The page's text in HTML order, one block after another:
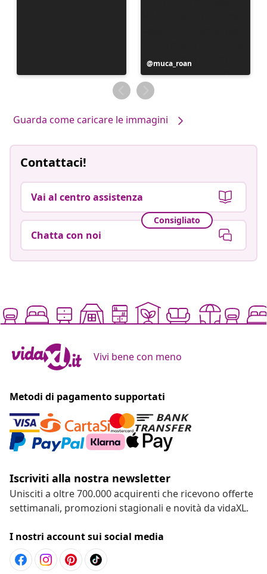
Post
pubblicato
da
muca_roan
Guarda come caricare le immagini
Contattaci!
Vai al centro assistenza
Consigliato
Chatta con noi
Vivi bene con meno
Metodi di pagamento supportati
Iscriviti alla nostra newsletter
Unisciti a oltre 700.000 acquirenti che ricevono offerte
settimanali, promozioni stagionali e novità da vidaXL.
I nostri account sui social media